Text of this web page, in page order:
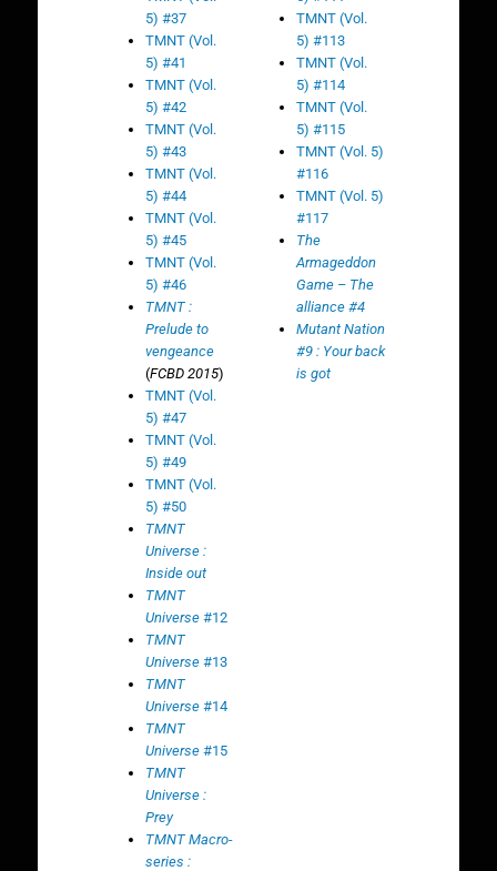
5) #37
TMNT (Vol.
5) #41
TMNT (Vol.
5) #42
TMNT (Vol.
5) #43
TMNT (Vol.
5) #44
TMNT (Vol.
5) #45
TMNT (Vol.
5) #46
TMNT :
Prelude to
vengeance
(FCBD 2015)
TMNT (Vol.
5) #47
TMNT (Vol.
5) #49
TMNT (Vol.
5) #50
TMNT
Universe :
Inside out
TMNT
Universe#12
TMNT
Universe#13
TMNT
Universe#14
TMNT
Universe#15
TMNT
Universe :
Prey
TMNT Macro-
series :
TMNT (Vol.
5) #113
TMNT (Vol.
5) #114
TMNT (Vol.
5) #115
TMNT (Vol. 5)
#116
TMNT (Vol. 5)
#117
The
Armageddon
Game – The
alliance #4
Mutant Nation
#9 : Your back
is got